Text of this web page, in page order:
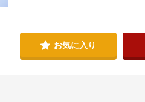
お気に入り